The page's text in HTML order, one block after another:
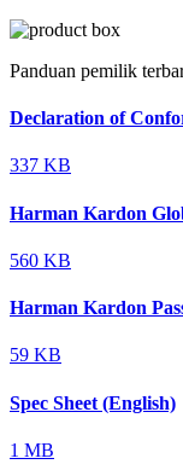
Panduan pemilik
Declaration of
337 KB
Harman Kardon
560 KB
Harman Kardon
59 KB
Spec Sheet (English)
1 MB